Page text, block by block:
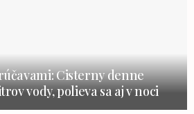
Cisterny denne
vody, polieva sa aj v noci